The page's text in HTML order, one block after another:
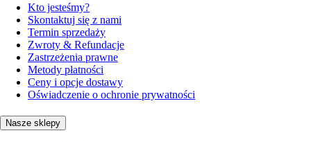
Kto jesteśmy?
Skontaktuj się z nami
Termin sprzedaży
Zwroty & Refundacje
Zastrzeżenia prawne
Metody płatności
Ceny i opcje dostawy
Oświadczenie o ochronie prywatności
Nasze sklepy